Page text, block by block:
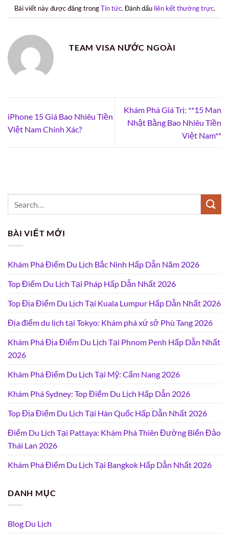
Bài viết này được đăng trongTin tức. Đánh dấu liên kết thường trực.
TEAM VISA NƯỚC NGOÀI
iPhone 15 Giá Bao Nhiêu Tiền
Việt Nam Chính Xác?
Khám Phá Giá Trị: **15 Man
Nhật Bằng Bao Nhiêu Tiền
Việt Nam**
BÀI VIẾT MỚI
Khám Phá Điểm Du Lịch Bắc Ninh Hấp Dẫn Năm 2026
Top Điểm Du Lịch Tại Pháp Hấp Dẫn Nhất 2026
Top Địa Điểm Du Lịch Tại Kuala Lumpur Hấp Dẫn Nhất 2026
Địa điểm du lịch tại Tokyo: Khám phá xứ sở Phù Tang 2026
Khám Phá Địa Điểm Du Lịch Tại Phnom Penh Hấp Dẫn Nhất
2026
Khám Phá Điểm Du Lịch Tại Mỹ: Cẩm Nang 2026
Khám Phá Sydney: Top Điểm Du Lịch Hấp Dẫn 2026
Top Địa Điểm Du Lịch Tại Hàn Quốc Hấp Dẫn Nhất 2026
Điểm Du Lịch Tại Pattaya: Khám Phá Thiên Đường Biển Đảo
Thái Lan 2026
Khám Phá Điểm Du Lịch Tại Bangkok Hấp Dẫn Nhất 2026
DANH MỤC
Blog Du Lịch